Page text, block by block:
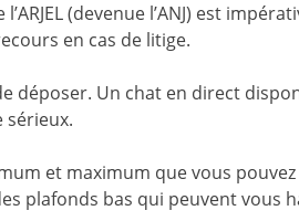
(devenue l’ANJ) est
en cas de litige.
déposer. Un chat en direct
sérieux.
et maximum que vous
plafonds bas qui peuvent vous